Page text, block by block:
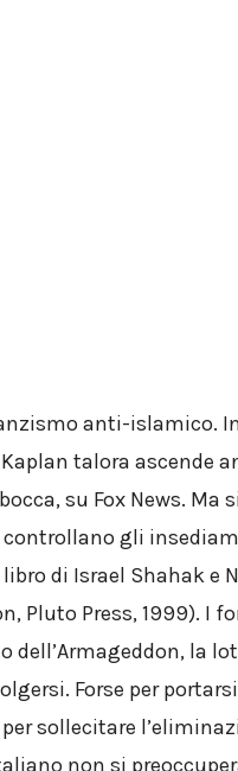
anti-islamico.
talora ascende
su Fox News.
gli
di Israel Shahak e
Pluto Press, 1999). I
dell’Armageddon, la
Forse per
sollecitare
non si